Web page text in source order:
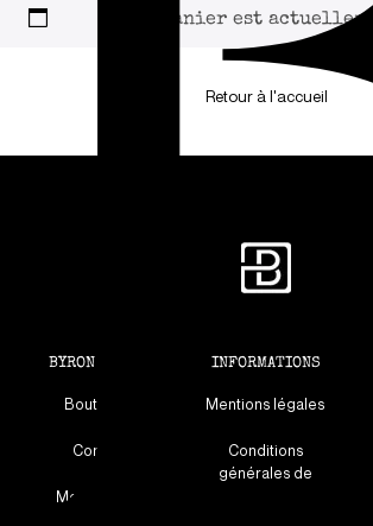
Votre panier est
Retour à l'accueil
BYRON & VOUS
Boutiques
Contact
Mon compte
INFORMATIONS
Mentions légales
Conditions
générales de